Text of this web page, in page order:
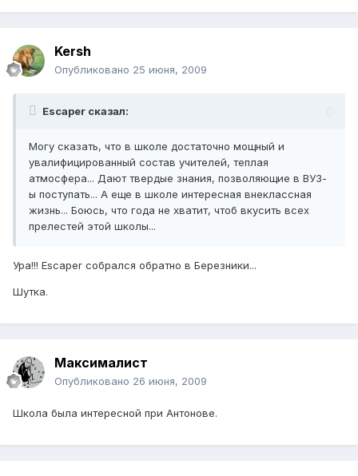
Kersh
Опубликовано 25 июня, 2009
Escaper сказал:
Могу сказать, что в школе достаточно мощный и
увалифицированный состав учителей, теплая
атмосфера... Дают твердые знания, позволяющие в ВУЗ-
ы поступать... А еще в школе интересная внеклассная
жизнь... Боюсь, что года не хватит, чтоб вкусить всех
прелестей этой школы...
Ура!!! Escaper собрался обратно в Березники...
Шутка.
Максималист
Опубликовано 26 июня, 2009
Школа была интересной при Антонове.